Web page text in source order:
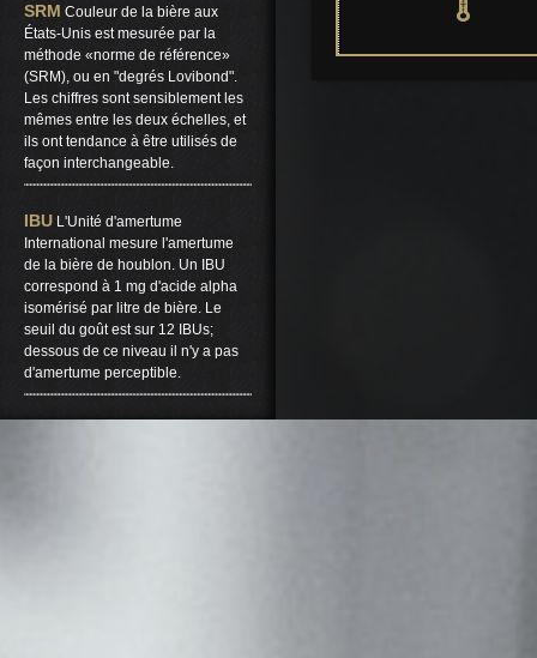
SRM Couleur de la bière aux
États-Unis est mesurée par la
méthode «norme de référence»
(SRM), ou en "degrés Lovibond".
Les chiffres sont sensiblement les
mêmes entre les deux échelles, et
ils ont tendance à être utilisés de
façon interchangeable.
IBU L'Unité d'amertume
International mesure l'amertume
de la bière de houblon. Un IBU
correspond à 1 mg d'acide alpha
isomérisé par litre de bière. Le
seuil du goût est sur ​​12 IBUs;
dessous de ce niveau il n'y a pas
d'amertume perceptible.